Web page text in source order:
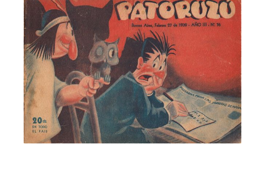
Facebook
Instagram
Twitter
Mail